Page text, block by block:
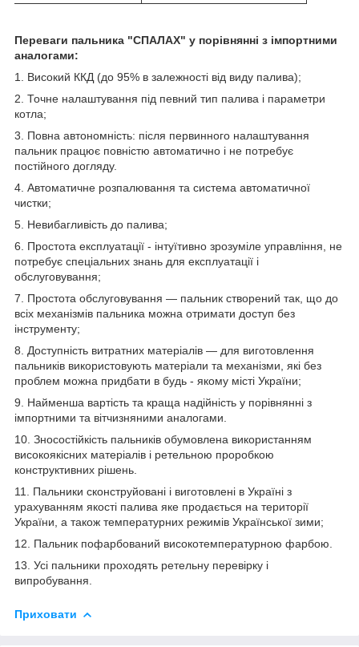
Переваги пальника "СПАЛАХ" у порівнянні з імпортними
аналогами:
1. Високий ККД (до 95% в залежності від виду палива);
2. Точне налаштування під певний тип палива і параметри
котла;
3. Повна автономність: після первинного налаштування
пальник працює повністю автоматично і не потребує
постійного догляду.
4. Автоматичне розпалювання та система автоматичної
чистки;
5. Невибагливість до палива;
6. Простота експлуатації - інтуїтивно зрозуміле управління, не
потребує спеціальних знань для експлуатації і
обслуговування;
7. Простота обслуговування — пальник створений так, що до
всіх механізмів пальника можна отримати доступ без
інструменту;
8. Доступність витратних матеріалів — для виготовлення
пальників використовують матеріали та механізми, які без
проблем можна придбати в будь - якому місті України;
9. Найменша вартість та краща надійність у порівнянні з
імпортними та вітчизняними аналогами.
10. Зносостійкість пальників обумовлена використанням
високоякісних матеріалів і ретельною проробкою
конструктивних рішень.
11. Пальники сконструйовані і виготовлені в Україні з
урахуванням якості палива яке продається на території
України, а також температурних режимів Української зими;
12. Пальник пофарбований високотемпературною фарбою.
13. Усі пальники проходять ретельну перевірку і
випробування.
Приховати